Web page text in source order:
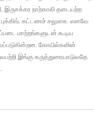
நாற்காலி தடையற்ற
கட்டணச் சலுகை. எனவே
மாற்றங்களுடன் கூடிய
கோயில்களின்
இங்கு கருத்துரையாடுவதே